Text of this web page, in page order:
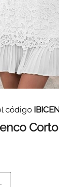
código